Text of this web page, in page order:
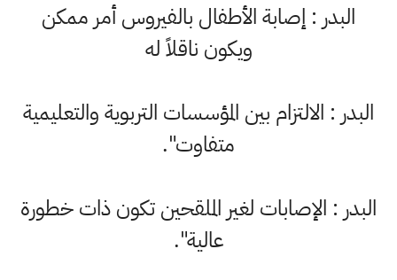
البدر : إصابة الأطفال بالفيروس أمر ممكن
ويكون ناقلاً له
البدر : الالتزام بين المؤسسات التربوية والتعليمية
متفاوت".
البدر : الإصابات لغير الملقحين تكون ذات خطورة
عالية".